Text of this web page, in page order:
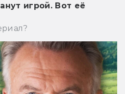
игрой. Вот её